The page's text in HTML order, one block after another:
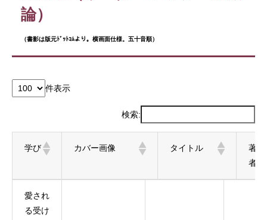
論）
（書影は版元ﾄﾞｯﾄｺﾑより。横画面仕様。五十音順）
件表示
検索:
学び カバー画像 タイトル
著
者
愛され
る受け